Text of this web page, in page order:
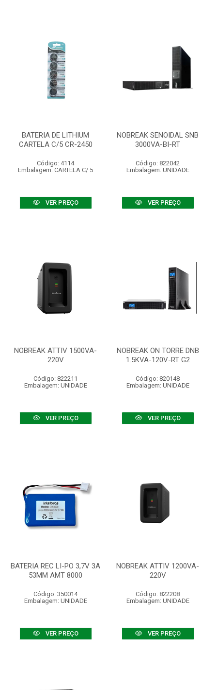
BATERIA DE LITHIUM
CARTELA C/5 CR-2450
Código: 4114
Embalagem: CARTELA C/ 5
VER PREÇO
NOBREAK SENOIDAL SNB
3000VA-BI-RT
Código: 822042
Embalagem: UNIDADE
VER PREÇO
NOBREAK ATTIV 1500VA-
220V
Código: 822211
Embalagem: UNIDADE
VER PREÇO
NOBREAK ON TORRE DNB
1.5KVA-120V-RT G2
Código: 820148
Embalagem: UNIDADE
VER PREÇO
BATERIA REC LI-PO 3,7V 3A
53MM AMT 8000
Código: 350014
Embalagem: UNIDADE
VER PREÇO
NOBREAK ATTIV 1200VA-
220V
Código: 822208
Embalagem: UNIDADE
VER PREÇO